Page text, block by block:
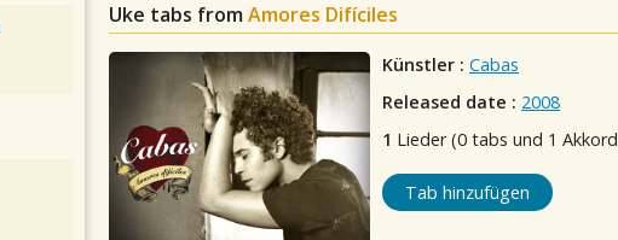
Uke tabs fromAmores Difíciles
Künstler : Cabas
Released date : 2008
1 Lieder (0 tabs und 1
Tab hinzufügen